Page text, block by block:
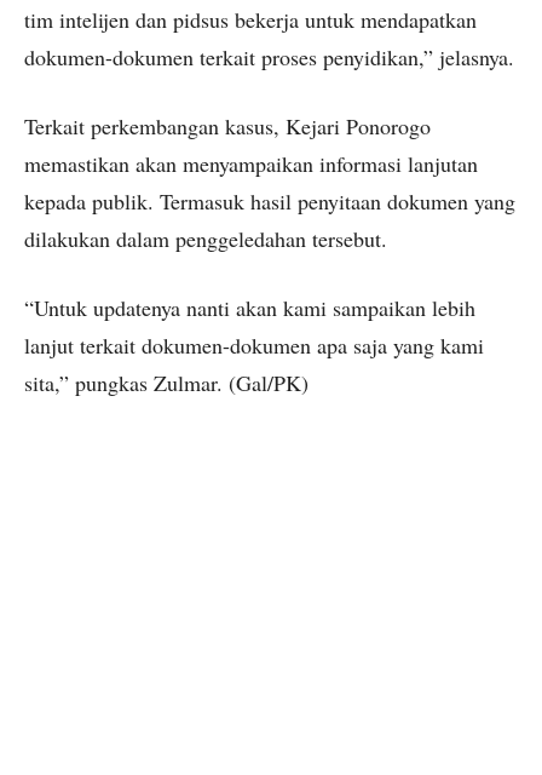
tim intelijen dan pidsus bekerja untuk mendapatkan
dokumen-dokumen terkait proses penyidikan,” jelasnya.
Terkait perkembangan kasus, Kejari Ponorogo
memastikan akan menyampaikan informasi lanjutan
kepada publik. Termasuk hasil penyitaan dokumen yang
dilakukan dalam penggeledahan tersebut.
“Untuk updatenya nanti akan kami sampaikan lebih
lanjut terkait dokumen-dokumen apa saja yang kami
sita,” pungkas Zulmar. (Gal/PK)